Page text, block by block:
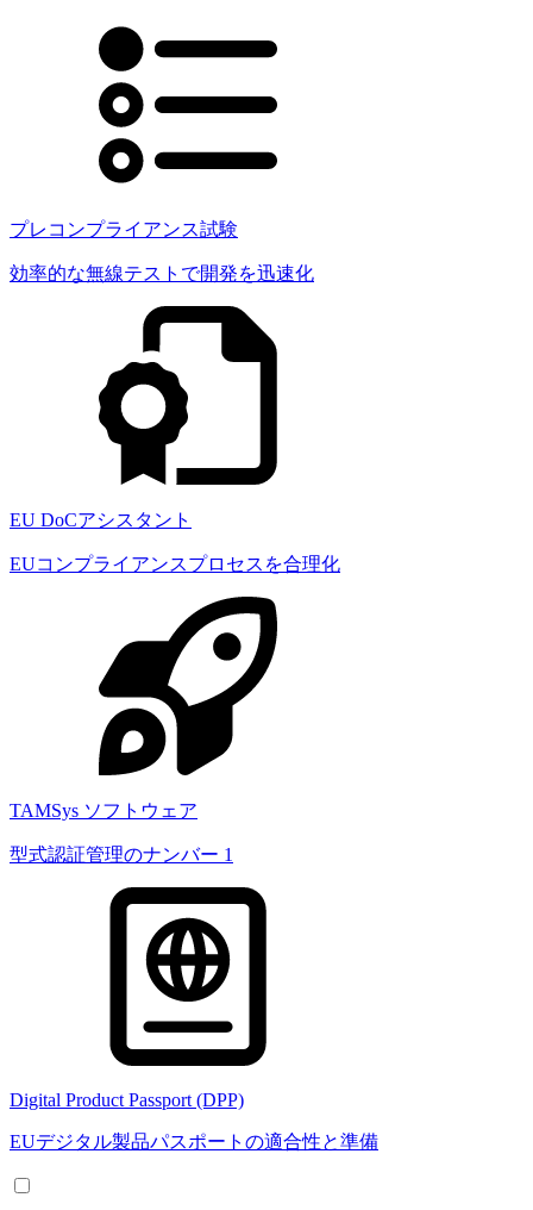
プレコンプライアンス試験
効率的な無線テストで開発を迅速化
EU DoCアシスタント
EUコンプライアンスプロセスを合理化
TAMSys ソフトウェア
型式認証管理のナンバー 1
Digital Product Passport (DPP)
EUデジタル製品パスポートの適合性と準備